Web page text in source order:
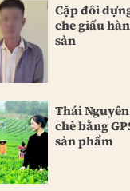
Cặp đôi
che giấu
sản
Thái
chè bằng
sản phẩm